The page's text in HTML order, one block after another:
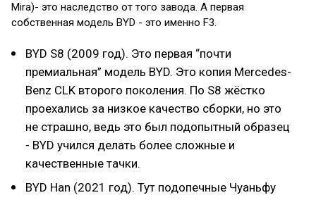
Mira)- это наследство от того завода. А первая
собственная модель BYD - это именно F3.
BYD S8 (2009 год). Это первая “почти
премиальная” модель BYD. Это копия Mercedes-
Benz CLK второго поколения. По S8 жёстко
проехались за низкое качество сборки, но это
не страшно, ведь это был подопытный образец
- BYD учился делать более сложные и
качественные тачки.
BYD Han (2021 год). Тут подопечные Чуаньфу